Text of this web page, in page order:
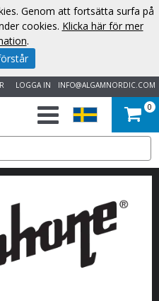
INFO@ALGAMNORDIC.COM
LOGGA IN
0
Genom att fortsätta surfa på
cookies. Klicka här för mer
.